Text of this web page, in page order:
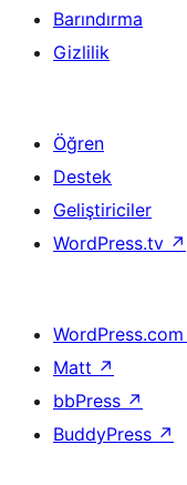
Barındırma
Gizlilik
Öğren
Destek
Geliştiriciler
WordPress.tv ↗
WordPress.com
Matt ↗
bbPress ↗
BuddyPress ↗